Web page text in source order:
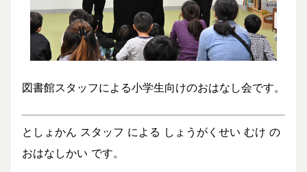
図書館スタッフによる小学生向けのおはなし会です。
としょかん スタッフ による しょうがくせい むけ の
おはなしかい です。